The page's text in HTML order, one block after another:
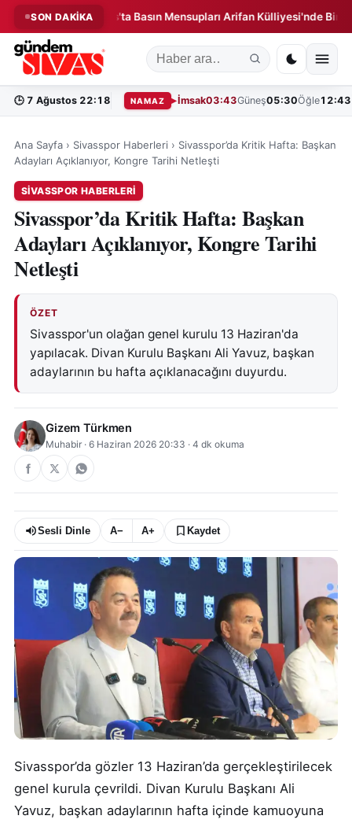
SON DAKİKA
◆ Sivas'ta Basın Mensupları Arifan Külliyesi'nde Bir Araya
🕒 7 Ağustos 22:18 NAMAZ İmsak03:43Güneş05:30Öğle12:43
Ana Sayfa › Sivasspor Haberleri › Sivasspor’da Kritik Hafta: Başkan
Adayları Açıklanıyor, Kongre Tarihi Netleşti
SIVASSPOR HABERLERI
Sivasspor’da Kritik Hafta: Başkan
Adayları Açıklanıyor, Kongre Tarihi
Netleşti
ÖZET
Sivasspor'un olağan genel kurulu 13 Haziran'da
yapılacak. Divan Kurulu Başkanı Ali Yavuz, başkan
adaylarının bu hafta açıklanacağını duyurdu.
Gizem Türkmen
Muhabir · 6 Haziran 2026 20:33 · 4 dk okuma
Sesli Dinle A− A+ Kaydet
Sivasspor’da gözler 13 Haziran’da gerçekleştirilecek
genel kurula çevrildi. Divan Kurulu Başkanı Ali
Yavuz, başkan adaylarının hafta içinde kamuoyuna